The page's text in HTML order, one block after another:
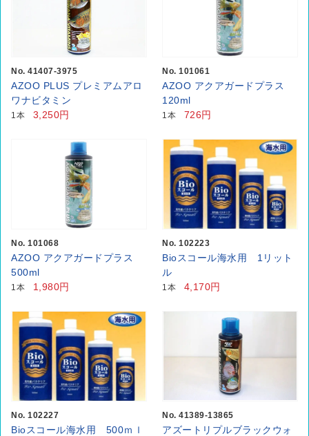
No. 41407-3975
AZOO PLUS プレミアムアロ
ワナビタミン
1本 3,250円
No. 101061
AZOO アクアガードプラス
120ml
1本 726円
No. 101068
AZOO アクアガードプラス
500ml
1本 1,980円
No. 102223
Bioスコール海水用 1リット
ル
1本 4,170円
No. 102227
Bioスコール海水用 500ｍｌ
No. 41389-13865
アズートリプルブラックウォ